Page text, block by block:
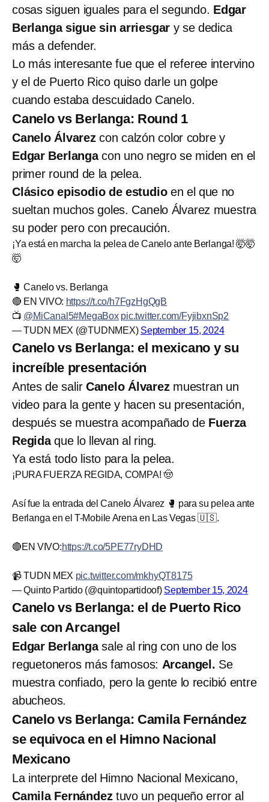
cosas siguen iguales para el segundo. Edgar
Berlanga sigue sin arriesgar y se dedica
más a defender.
Lo más interesante fue que el referee intervino
y el de Puerto Rico quiso darle un golpe
cuando estaba descuidado Canelo.
Canelo vs Berlanga: Round 1
Canelo Álvarezcon calzón color cobre y
Edgar Berlangacon uno negro se miden en el
primer round de la pelea.
Clásico episodio de estudio en el que no
sueltan muchos goles. Canelo Álvarez muestra
su poder pero con precaución.
¡Ya está en marcha la pelea de Canelo ante Berlanga! 🤯🤯
🤯
🥊 Canelo vs. Berlanga
🔴 EN VIVO: https://t.co/h7FgzHgQgB
📺 @MiCanal5#MegaBox pic.twitter.com/FyjibxnSp2
— TUDN MEX (@TUDNMEX) September 15, 2024
Canelo vs Berlanga: el mexicano y su
increíble presentación
Antes de salir Canelo Álvarezmuestran un
video para la gente y hacen su presentación,
después se muestra acompañado de Fuerza
Regidaque lo llevan al ring.
Ya está todo listo para la pelea.
¡PURA FUERZA REGIDA, COMPA! 🤠
Así fue la entrada del Canelo Álvarez 🥊 para su pelea ante
Berlanga en el T-Mobile Arena en Las Vegas 🇺🇸.
🔴EN VIVO:https://t.co/5PE77ryDHD
📹 TUDN MEX pic.twitter.com/mkhyQT8175
— Quinto Partido (@quintopartidoof) September 15, 2024
Canelo vs Berlanga: el de Puerto Rico
sale con Arcangel
Edgar Berlangasale al ring con uno de los
reguetoneros más famosos: Arcangel. Se
muestra confiado, pero la gente lo recibió entre
abucheos.
Canelo vs Berlanga: Camila Fernández
se equivoca en el Himno Nacional
Mexicano
La interprete del Himno Nacional Mexicano,
Camila Fernández tuvo un pequeño error al